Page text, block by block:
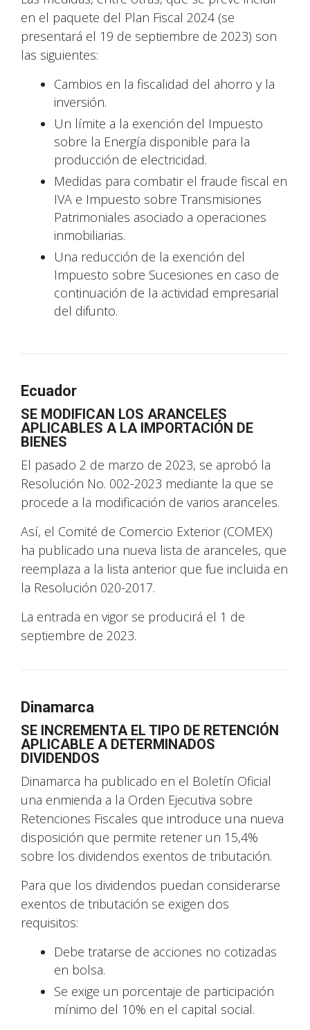
en el paquete del Plan Fiscal 2024 (se
presentará el 19 de septiembre de 2023) son
las siguientes:
Cambios en la fiscalidad del ahorro y la
inversión.
Un límite a la exención del Impuesto
sobre la Energía disponible para la
producción de electricidad.
Medidas para combatir el fraude fiscal en
IVA e Impuesto sobre Transmisiones
Patrimoniales asociado a operaciones
inmobiliarias.
Una reducción de la exención del
Impuesto sobre Sucesiones en caso de
continuación de la actividad empresarial
del difunto.
Ecuador
SE MODIFICAN LOS ARANCELES
APLICABLES A LA IMPORTACIÓN DE
BIENES
El pasado 2 de marzo de 2023, se aprobó la
Resolución No. 002-2023 mediante la que se
procede a la modificación de varios aranceles.
Así, el Comité de Comercio Exterior (COMEX)
ha publicado una nueva lista de aranceles, que
reemplaza a la lista anterior que fue incluida en
la Resolución 020-2017.
La entrada en vigor se producirá el 1 de
septiembre de 2023.
Dinamarca
SE INCREMENTA EL TIPO DE RETENCIÓN
APLICABLE A DETERMINADOS
DIVIDENDOS
Dinamarca ha publicado en el Boletín Oficial
una enmienda a la Orden Ejecutiva sobre
Retenciones Fiscales que introduce una nueva
disposición que permite retener un 15,4%
sobre los dividendos exentos de tributación.
Para que los dividendos puedan considerarse
exentos de tributación se exigen dos
requisitos:
Debe tratarse de acciones no cotizadas
en bolsa.
Se exige un porcentaje de participación
mínimo del 10% en el capital social.